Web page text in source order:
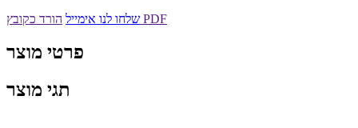
שלחו לנו אימייל הורד כקובץ PDF
פרטי מוצר
תגי מוצר